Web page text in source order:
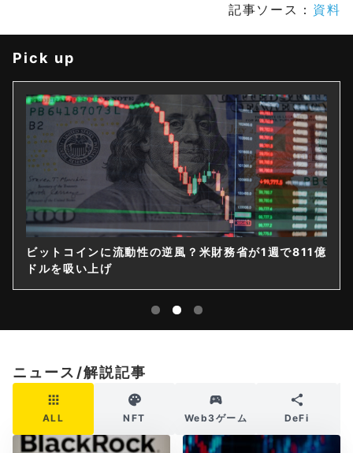
記事ソース： 資料
Pick up
ビットコインに流動性の逆風？米財務省が1週で811億
ドルを吸い上げ
ニュース/解説記事
ALL NFT Web3ゲーム DeFi